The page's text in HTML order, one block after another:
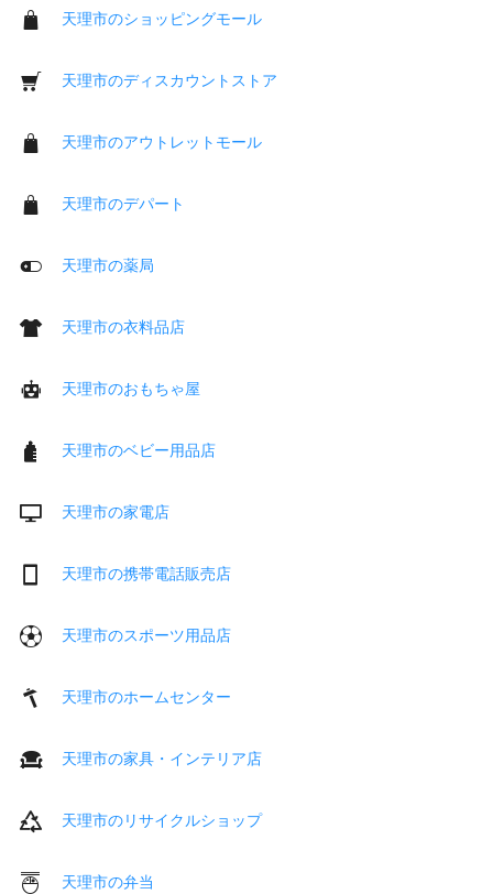
天理市のショッピングモール
天理市のディスカウントストア
天理市のアウトレットモール
天理市のデパート
天理市の薬局
天理市の衣料品店
天理市のおもちゃ屋
天理市のベビー用品店
天理市の家電店
天理市の携帯電話販売店
天理市のスポーツ用品店
天理市のホームセンター
天理市の家具・インテリア店
天理市のリサイクルショップ
天理市の弁当